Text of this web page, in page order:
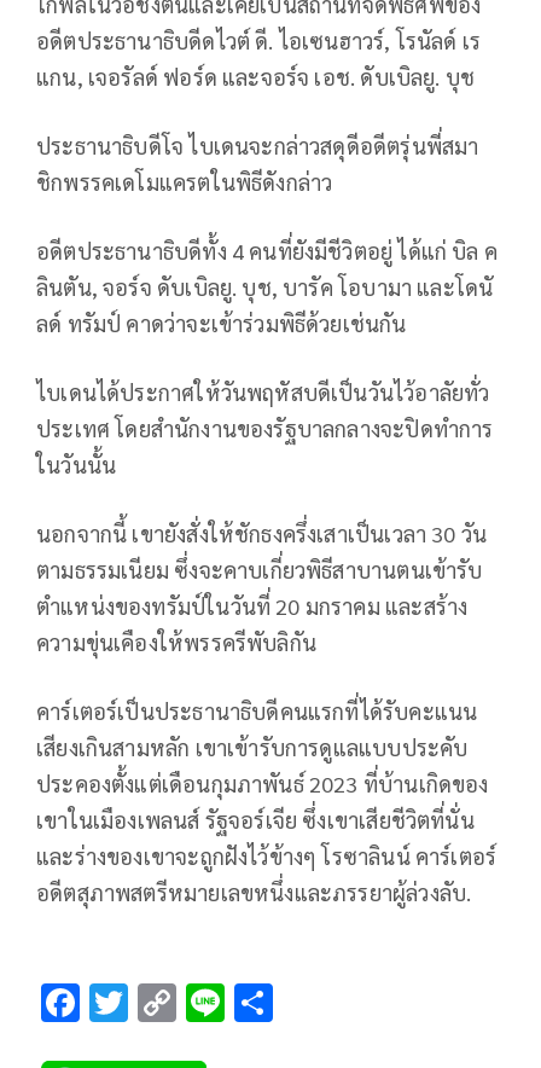
อดีตประธานาธิบดีดไวต์ ดี. ไอเซนฮาวร์, โรนัลด์ เร
แกน, เจอรัลด์ ฟอร์ด และจอร์จ เอช. ดับเบิลยู. บุช
ประธานาธิบดีโจ ไบเดนจะกล่าวสดุดีอดีตรุ่นพี่สมา
ชิกพรรคเดโมแครตในพิธีดังกล่าว
อดีตประธานาธิบดีทั้ง 4 คนที่ยังมีชีวิตอยู่ ได้แก่ บิล ค
ลินตัน, จอร์จ ดับเบิลยู. บุช, บารัค โอบามา และโดนั
ลด์ ทรัมป์ คาดว่าจะเข้าร่วมพิธีด้วยเช่นกัน
ไบเดนได้ประกาศให้วันพฤหัสบดีเป็นวันไว้อาลัยทั่ว
ประเทศ โดยสำนักงานของรัฐบาลกลางจะปิดทำการ
ในวันนั้น
นอกจากนี้ เขายังสั่งให้ชักธงครึ่งเสาเป็นเวลา 30 วัน
ตามธรรมเนียม ซึ่งจะคาบเกี่ยวพิธีสาบานตนเข้ารับ
ตำแหน่งของทรัมป์ในวันที่ 20 มกราคม และสร้าง
ความขุ่นเคืองให้พรรครีพับลิกัน
คาร์เตอร์เป็นประธานาธิบดีคนแรกที่ได้รับคะแนน
เสียงเกินสามหลัก เขาเข้ารับการดูแลแบบประคับ
ประคองตั้งแต่เดือนกุมภาพันธ์ 2023 ที่บ้านเกิดของ
เขาในเมืองเพลนส์ รัฐจอร์เจีย ซึ่งเขาเสียชีวิตที่นั่น
และร่างของเขาจะถูกฝังไว้ข้างๆ โรซาลินน์ คาร์เตอร์
อดีตสุภาพสตรีหมายเลขหนึ่งและภรรยาผู้ล่วงลับ.
F T C Li